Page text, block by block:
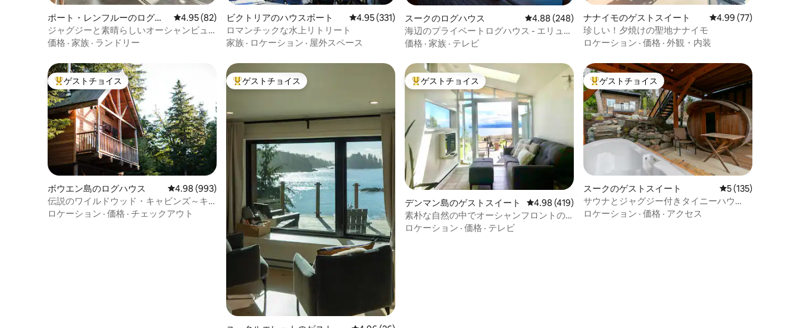
ポート・レンフルーのログハ
ウス
レビュー82件、5つ星中4.95つ星の平均評価
4.95 (82)
ジャグジーと素晴らしいオーシャンビュ
ー|シンプルピーク *新規
価格 · 家族 · ランドリー
ビクトリアのハウスボート レビュー331件、5つ星中4.95つ星の平均評価
4.95 (331)
ロマンチックな水上リトリート
家族 · ロケーション · 屋外スペース
スークのログハウス レビュー248件、5つ星中4.88つ星の平均評価
4.88 (248)
海辺のプライベートログハウス - エリュシ
オンリトリート
価格 · 家族 · テレビ
ナナイモのゲストスイート レビュー77件、5つ星
4.99 (77)
珍しい！夕焼けの聖地ナナイモ
ロケーション · 価格 · 外観・内装
大好評のゲストチョイスです。
ゲストチョイス
ボウエン島のログハウス レビュー993件、5つ星中4.98つ星の平均評価
4.98 (993)
伝説のワイルドウッド・キャビンズ～キ
ャビン1
ロケーション · 価格 · チェックアウト
大好評のゲストチョイスです。
ゲストチョイス 大好評のゲストチョイスです。
ゲストチョイス
デンマン島のゲストスイート レビュー419件、5つ星中4.98つ星の平均評価
4.98 (419)
素朴な自然の中でオーシャンフロントの
豪華なサウナ体験
ロケーション · 価格 · テレビ
大好評のゲストチョイスです。
ゲストチョイス
スークのゲストスイート レビュー135件、5
5 (135)
サウナとジャグジー付きタイニーハウ
ス・ログハウス
ロケーション · 価格 · アクセス